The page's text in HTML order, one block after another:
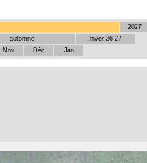
2027
automne
hiver 26-27
Nov Déc Jan